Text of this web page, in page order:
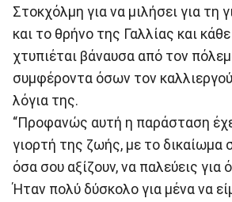
Στοκχόλμη για να μιλήσει για τη
και το θρήνο της Γαλλίας και
χτυπιέται βάναυσα από τον
συμφέροντα όσων τον
λόγια της.
“Προφανώς αυτή η παράσταση
γιορτή της ζωής, με το δικαίωμα
όσα σου αξίζουν, να παλεύεις για
Ήταν πολύ δύσκολο για μένα να